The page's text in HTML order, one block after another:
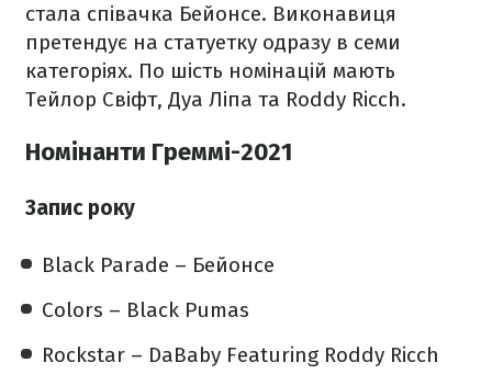
стала співачка Бейонсе. Виконавиця
претендує на статуетку одразу в семи
категоріях. По шість номінацій мають
Тейлор Свіфт, Дуа Ліпа та Roddy Ricch.
Номінанти Греммі-2021
Запис року
Black Parade – Бейонсе
Colors – Black Pumas
Rockstar – DaBaby Featuring Roddy Ricch